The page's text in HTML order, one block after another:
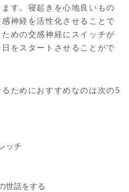
す。寝起きを心地良いもの
神経を活性化させることで
めの交感神経にスイッチが
をスタートさせることがで
ためにおすすめなのは次の5
ッチ
世話をする